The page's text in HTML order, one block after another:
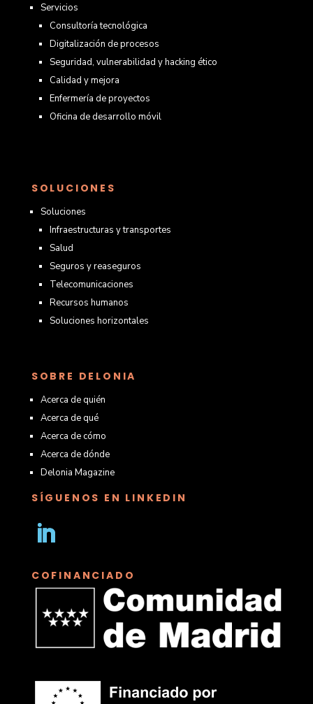
Servicios
Consultoría tecnológica
Digitalización de procesos
Seguridad, vulnerabilidad y hacking ético
Calidad y mejora
Enfermería de proyectos
Oficina de desarrollo móvil
SOLUCIONES
Soluciones
Infraestructuras y transportes
Salud
Seguros y reaseguros
Telecomunicaciones
Recursos humanos
Soluciones horizontales
SOBRE DELONIA
Acerca de quién
Acerca de qué
Acerca de cómo
Acerca de dónde
Delonia Magazine
SÍGUENOS EN LINKEDIN
COFINANCIADO